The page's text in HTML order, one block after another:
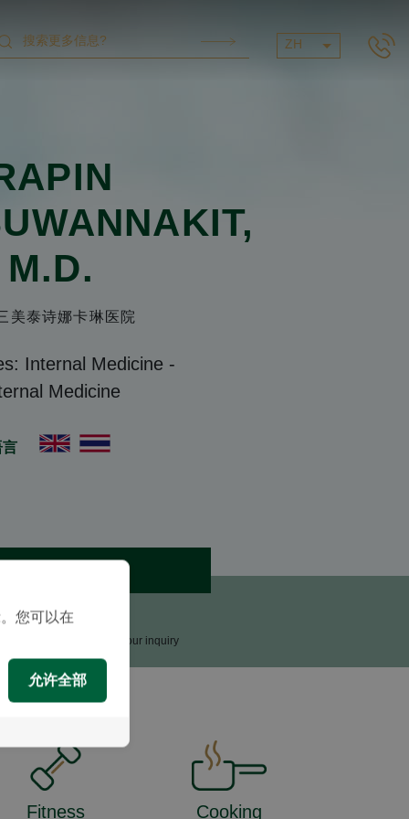
ZH
,
M.D.
泰诗娜卡琳医院
Internal Medicine -
Medicine
咨询
Team will reply to your inquiry
Fitness Cooking
您可以在
允许全部